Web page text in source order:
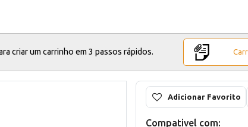
criar um carrinho em 3 passos rápidos.
Adicionar Favorito
Compativel com: